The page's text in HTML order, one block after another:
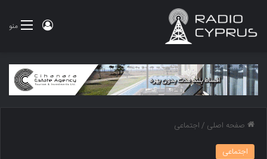
منو ورود
صفحه اصلی /اجتماعی
اجتماعی